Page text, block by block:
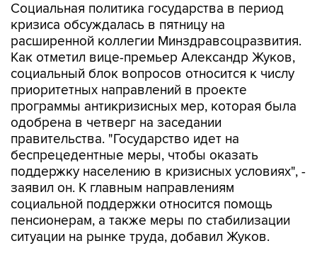
Социальная политика государства в период
кризиса обсуждалась в пятницу на
расширенной коллегии Минздравсоцразвития.
Как отметил вице-премьер Александр Жуков,
социальный блок вопросов относится к числу
приоритетных направлений в проекте
программы антикризисных мер, которая была
одобрена в четверг на заседании
правительства. "Государство идет на
беспрецедентные меры, чтобы оказать
поддержку населению в кризисных условиях", -
заявил он. К главным направлениям
социальной поддержки относится помощь
пенсионерам, а также меры по стабилизации
ситуации на рынке труда, добавил Жуков.